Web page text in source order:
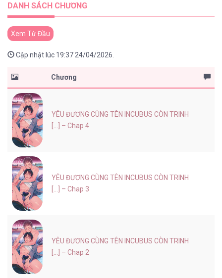
DANH SÁCH CHƯƠNG
Xem Từ Đầu
Cập nhật lúc 19:37 24/04/2026.
Chương
YÊU ĐƯƠNG CÙNG TÊN INCUBUS CÒN TRINH
[...] – Chap 4
YÊU ĐƯƠNG CÙNG TÊN INCUBUS CÒN TRINH
[...] – Chap 3
YÊU ĐƯƠNG CÙNG TÊN INCUBUS CÒN TRINH
[...] – Chap 2